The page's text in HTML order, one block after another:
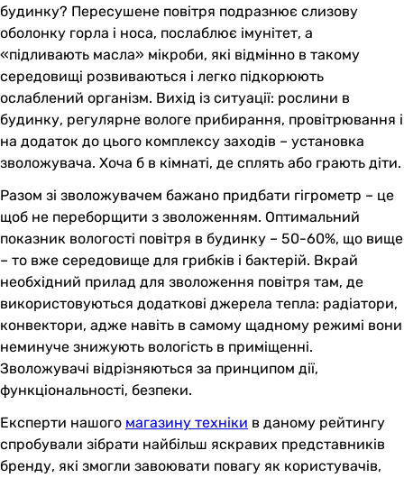
будинку? Пересушене повітря подразнює слизову
оболонку горла і носа, послаблює імунітет, а
«підливають масла» мікроби, які відмінно в такому
середовищі розвиваються і легко підкорюють
ослаблений організм. Вихід із ситуації: рослини в
будинку, регулярне вологе прибирання, провітрювання і
на додаток до цього комплексу заходів – установка
зволожувача. Хоча б в кімнаті, де сплять або грають діти.
Разом зі зволожувачем бажано придбати гігрометр – це
щоб не переборщити з зволоженням. Оптимальний
показник вологості повітря в будинку – 50-60%, що вище
– то вже середовище для грибків і бактерій. Вкрай
необхідний прилад для зволоження повітря там, де
використовуються додаткові джерела тепла: радіатори,
конвектори, адже навіть в самому щадному режимі вони
неминуче знижують вологість в приміщенні.
Зволожувачі відрізняються за принципом дії,
функціональності, безпеки.
Експерти нашого магазину техніки в даному рейтингу
спробували зібрати найбільш яскравих представників
бренду, які змогли завоювати повагу як користувачів,